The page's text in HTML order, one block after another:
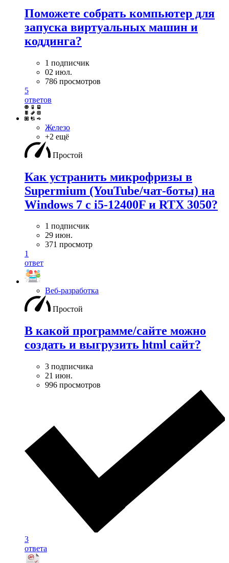
Поможете собрать компьютер для
запуска виртуальных машин и
коддинга?
1 подписчик
02 июл.
786 просмотров
5
ответов
Железо
+2 ещё
Простой
Как устранить микрофризы в
Supermium (YouTube/чат-боты) на
Windows 7 с i5-12400F и RTX 3050?
1 подписчик
29 июн.
371 просмотр
1
ответ
Веб-разработка
Простой
В какой программе/сайте можно
создать и выгрузить html сайт?
3 подписчика
21 июн.
996 просмотров
3
ответа